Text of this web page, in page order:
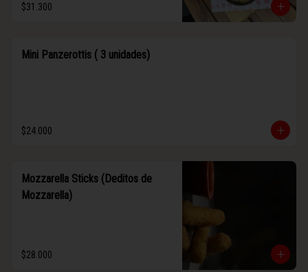
$31.300
Mini Panzerottis ( 3 unidades)
$24.000
Mozzarella Sticks (Deditos de
Mozzarella)
$28.000